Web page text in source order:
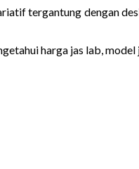
tergantung dengan
harga jas lab, model